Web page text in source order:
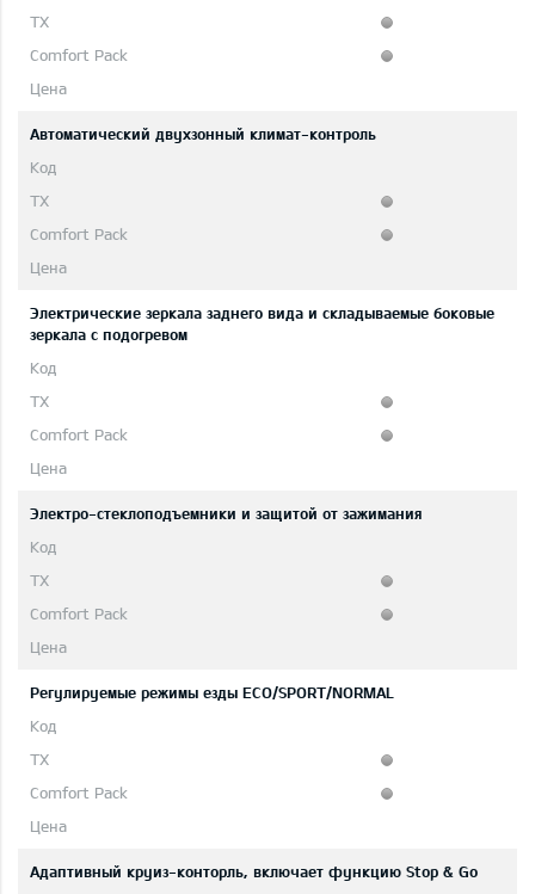
Автоматический двухзонный климат-контроль
Электрические зеркала заднего вида и складываемые боковые
зеркала с подогревом
Электро-стеклоподъемники и защитой от зажимания
Регулируемые режимы езды ECO/SPORT/NORMAL
Адаптивный круиз-конторль, включает функцию Stop & Go